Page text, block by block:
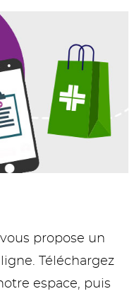
propose un
Téléchargez
espace, puis